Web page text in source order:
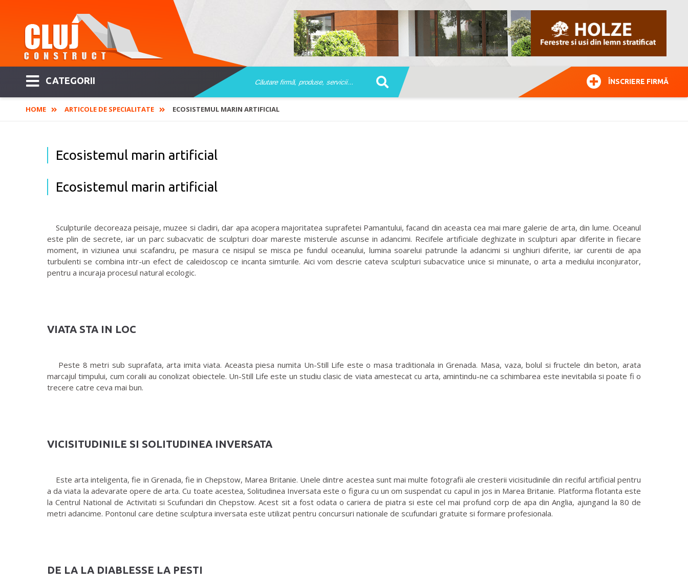
CATEGORII ÎNSCRIERE FIRMĂ
HOME ARTICOLE DE SPECIALITATE ECOSISTEMUL MARIN ARTIFICIAL
Ecosistemul marin artificial
Ecosistemul marin artificial
Sculpturile decoreaza peisaje, muzee si cladiri, dar apa acopera majoritatea suprafetei Pamantului, facand din aceasta cea mai mare galerie de arta, din lume. Oceanul
este plin de secrete, iar un parc subacvatic de sculpturi doar mareste misterule ascunse in adancimi. Recifele artificiale deghizate in sculpturi apar diferite in fiecare
moment, in viziunea unui scafandru, pe masura ce nisipul se misca pe fundul oceanului, lumina soarelui patrunde la adancimi si unghiuri diferite, iar curentii de apa
turbulenti se combina intr-un efect de caleidoscop ce incanta simturile. Aici vom descrie cateva sculpturi subacvatice unice si minunate, o arta a mediului inconjurator,
pentru a incuraja procesul natural ecologic.
VIATA STA IN LOC
Peste 8 metri sub suprafata, arta imita viata. Aceasta piesa numita Un-Still Life este o masa traditionala in Grenada. Masa, vaza, bolul si fructele din beton, arata
marcajul timpului, cum coralii au conolizat obiectele. Un-Still Life este un studiu clasic de viata amestecat cu arta, amintindu-ne ca schimbarea este inevitabila si poate fi o
trecere catre ceva mai bun.
VICISITUDINILE SI SOLITUDINEA INVERSATA
Este arta inteligenta, fie in Grenada, fie in Chepstow, Marea Britanie. Unele dintre acestea sunt mai multe fotografii ale cresterii vicisitudinile din reciful artificial pentru
a da viata la adevarate opere de arta. Cu toate acestea, Solitudinea Inversata este o figura cu un om suspendat cu capul in jos in Marea Britanie. Platforma flotanta este
la Centrul National de Activitati si Scufundari din Chepstow. Acest sit a fost odata o cariera de piatra si este cel mai profund corp de apa din Anglia, ajungand la 80 de
metri adancime. Pontonul care detine sculptura inversata este utilizat pentru concursuri nationale de scufundari gratuite si formare profesionala.
DE LA LA DIABLESSE LA PESTI